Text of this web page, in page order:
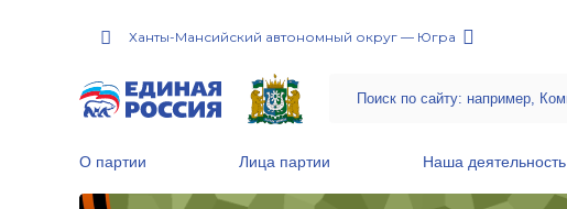
Ханты-Мансийский автономный округ — Югра
О партии Лица партии Наша деятельность